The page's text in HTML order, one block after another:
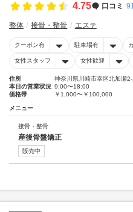
4.75 口コミ
整体 接骨・整骨 エステ
クーポン有 駐車場有
女性スタッフ 女性歓迎
住所
神奈川県川崎市幸区北加瀬2-
本日の営業状況 9:00〜18:00
価格帯
￥1,000〜￥100,000
メニュー
接骨・整骨
産後骨盤矯正
販売中